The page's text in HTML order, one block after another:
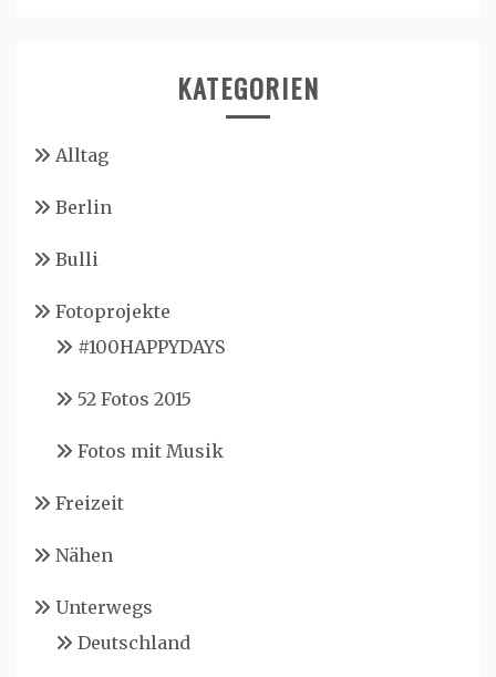
KATEGORIEN
Alltag
Berlin
Bulli
Fotoprojekte
#100HAPPYDAYS
52 Fotos 2015
Fotos mit Musik
Freizeit
Nähen
Unterwegs
Deutschland